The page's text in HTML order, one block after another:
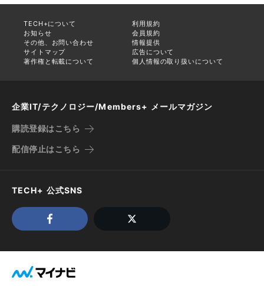
TECH+について
利用規約
お知らせ
会員規約
その他、お問い合わせ
情報提供
サイトマップ
広告について
著作権と転載について
個人情報の取り扱いについて
企業IT/テクノロジー/Members+ メールマガジン
購読登録はこちら
配信停止はこちら
TECH+ 公式SNS